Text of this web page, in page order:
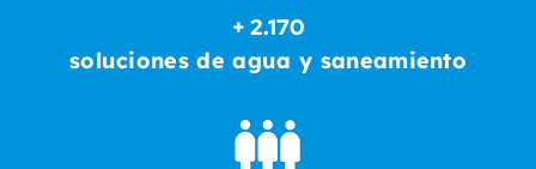
+ 2.170
soluciones de agua y saneamiento